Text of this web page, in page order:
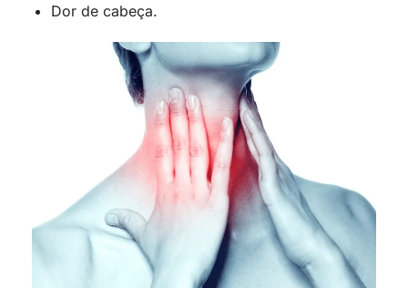
Dor de cabeça.